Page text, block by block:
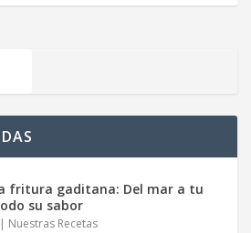
fritura gaditana: Del mar a tu
su sabor
| Nuestras Recetas